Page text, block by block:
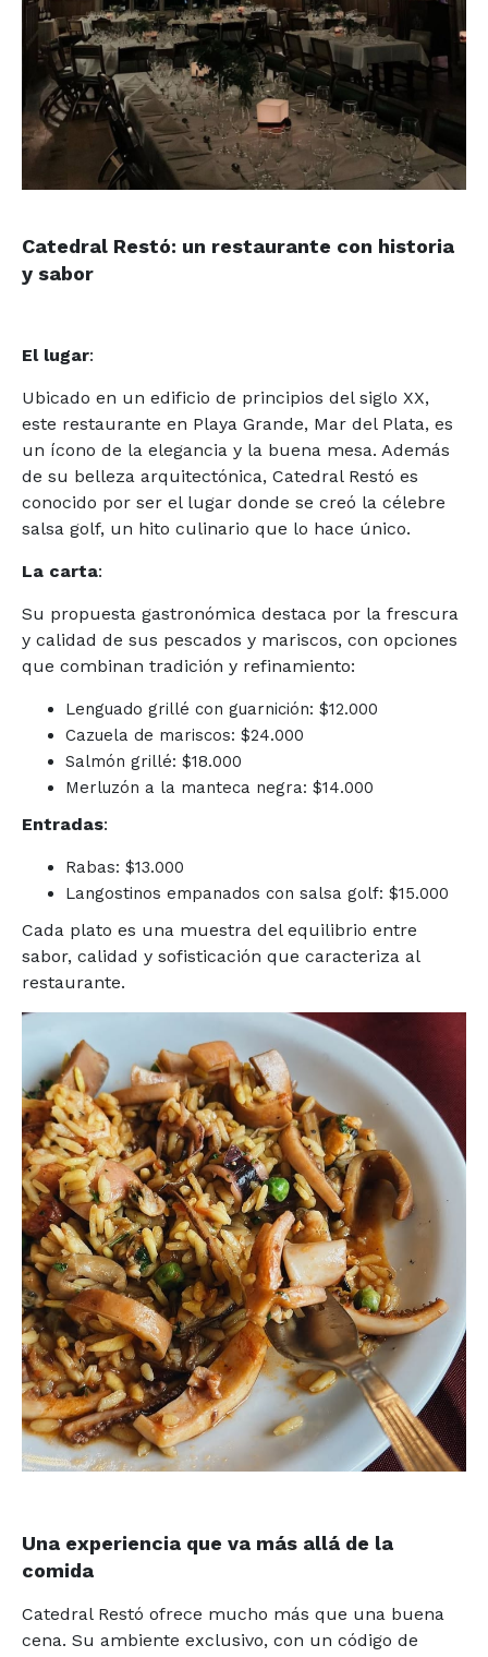
Catedral Restó: un restaurante con historia
y sabor
El lugar:
Ubicado en un edificio de principios del siglo XX,
este restaurante en Playa Grande, Mar del Plata, es
un ícono de la elegancia y la buena mesa. Además
de su belleza arquitectónica, Catedral Restó es
conocido por ser el lugar donde se creó la célebre
salsa golf, un hito culinario que lo hace único.
La carta:
Su propuesta gastronómica destaca por la frescura
y calidad de sus pescados y mariscos, con opciones
que combinan tradición y refinamiento:
Lenguado grillé con guarnición: $12.000
Cazuela de mariscos: $24.000
Salmón grillé: $18.000
Merluzón a la manteca negra: $14.000
Entradas:
Rabas: $13.000
Langostinos empanados con salsa golf: $15.000
Cada plato es una muestra del equilibrio entre
sabor, calidad y sofisticación que caracteriza al
restaurante.
Una experiencia que va más allá de la
comida
Catedral Restó ofrece mucho más que una buena
cena. Su ambiente exclusivo, con un código de